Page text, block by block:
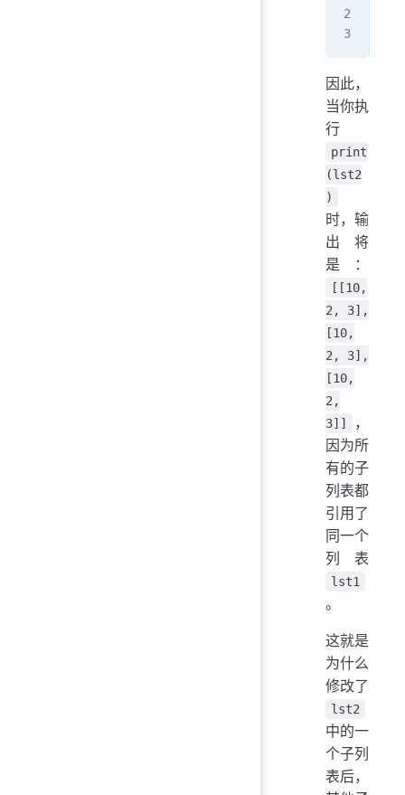
因此，
当你执
行
print
(lst2
)
时，输
出将
是：
[[10,
2, 3],
[10,
2, 3],
[10,
2,
3]]
，
因为所
有的子
列表都
引用了
同一个
列表
lst1
。
这就是
为什么
修改了
lst2
中的一
个子列
表后，